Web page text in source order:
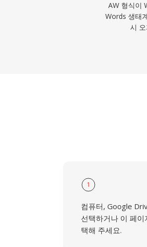
AW 형식이
Words 생태
시
1
컴퓨터, Google
선택하거나 이 페
택해 주세요.